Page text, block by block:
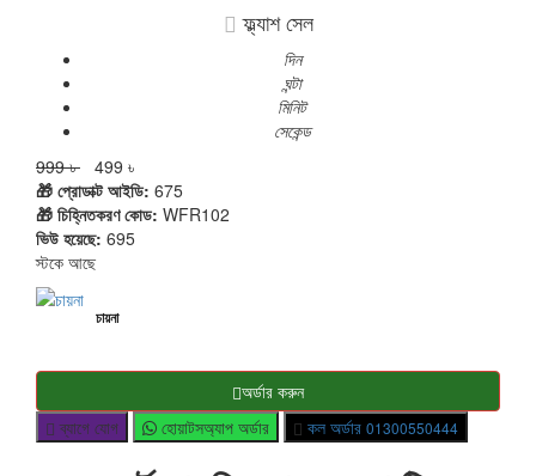
ফ্ল্যাশ সেল
দিন
ঘন্টা
মিনিট
সেকেন্ড
999 ৳ 499 ৳
🎁 প্রোডাক্ট আইডি: 675
🎁 চিহ্নিতকরণ কোড: WFR102
ভিউ হয়েছে: 695
স্টকে আছে
চায়না
অর্ডার করুন
ব্যাগে যোগ
হোয়াটসঅ্যাপ অর্ডার কল অর্ডার 01300550444